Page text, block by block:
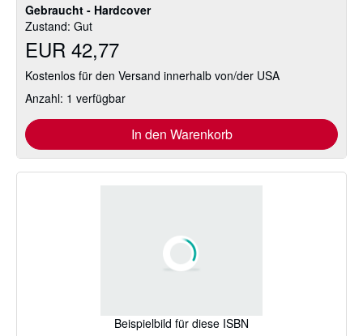
Gebraucht - Hardcover
Zustand: Gut
EUR 42,77
Kostenlos für den Versand innerhalb von/der USA
Anzahl: 1 verfügbar
In den Warenkorb
Beispielbild für diese ISBN